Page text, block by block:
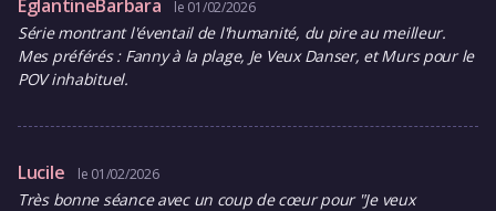
EglantineBarbara le 01/02/2026
Série montrant l'éventail de l'humanité, du pire au meilleur.
Mes préférés : Fanny à la plage, Je Veux Danser, et Murs pour le
POV inhabituel.
Lucile le 01/02/2026
Très bonne séance avec un coup de cœur pour "Je veux